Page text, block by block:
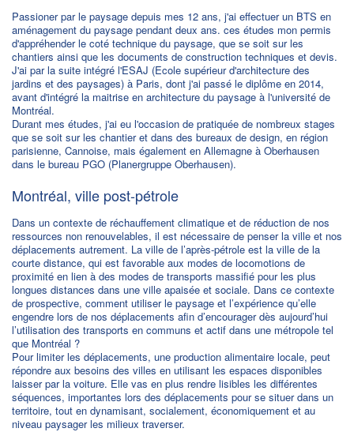
Passioner par le paysage depuis mes 12 ans, j'ai effectuer un BTS en
aménagement du paysage pendant deux ans. ces études mon permis
d'appréhender le coté technique du paysage, que se soit sur les
chantiers ainsi que les documents de construction techniques et devis.
J'ai par la suite intégré l'ESAJ (Ecole supérieur d'architecture des
jardins et des paysages) à Paris, dont j'ai passé le diplôme en 2014,
avant d'intégré la maitrise en architecture du paysage à l'université de
Montréal.
Durant mes études, j'ai eu l'occasion de pratiquée de nombreux stages
que se soit sur les chantier et dans des bureaux de design, en région
parisienne, Cannoise, mais également en Allemagne à Oberhausen
dans le bureau PGO (Planergruppe Oberhausen).
Montréal, ville post-pétrole
Dans un contexte de réchauffement climatique et de réduction de nos
ressources non renouvelables, il est nécessaire de penser la ville et nos
déplacements autrement. La ville de l’après-pétrole est la ville de la
courte distance, qui est favorable aux modes de locomotions de
proximité en lien à des modes de transports massifié pour les plus
longues distances dans une ville apaisée et sociale. Dans ce contexte
de prospective, comment utiliser le paysage et l’expérience qu’elle
engendre lors de nos déplacements afin d’encourager dès aujourd’hui
l’utilisation des transports en communs et actif dans une métropole tel
que Montréal ?
Pour limiter les déplacements, une production alimentaire locale, peut
répondre aux besoins des villes en utilisant les espaces disponibles
laisser par la voiture. Elle vas en plus rendre lisibles les différentes
séquences, importantes lors des déplacements pour se situer dans un
territoire, tout en dynamisant, socialement, économiquement et au
niveau paysager les milieux traverser.